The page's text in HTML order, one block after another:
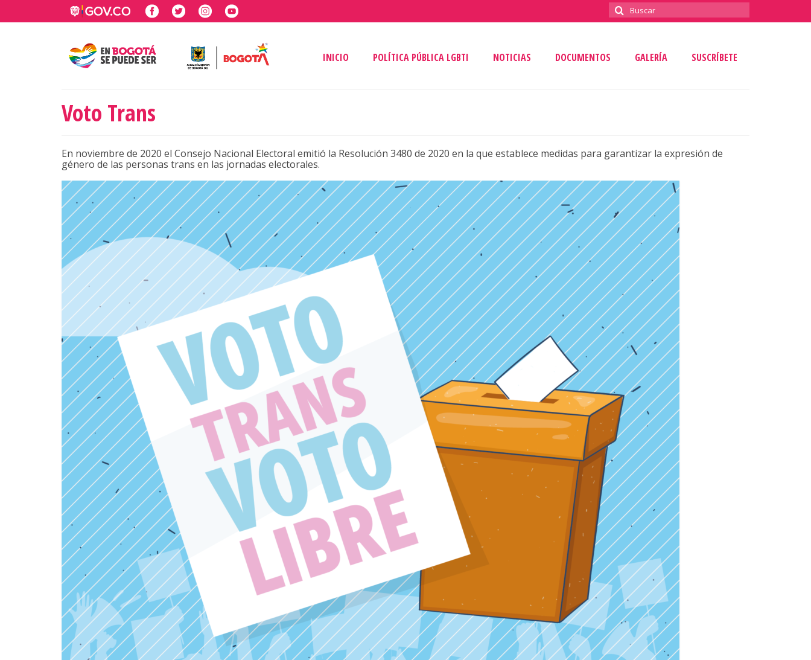
Buscar
por:
INICIO POLÍTICA PÚBLICA LGBTI NOTICIAS DOCUMENTOS GALERÍA SUSCRÍBETE
Voto Trans
En noviembre de 2020 el Consejo Nacional Electoral emitió la Resolución 3480 de 2020 en la que establece medidas para garantizar la expresión de
género de las personas trans en las jornadas electorales.